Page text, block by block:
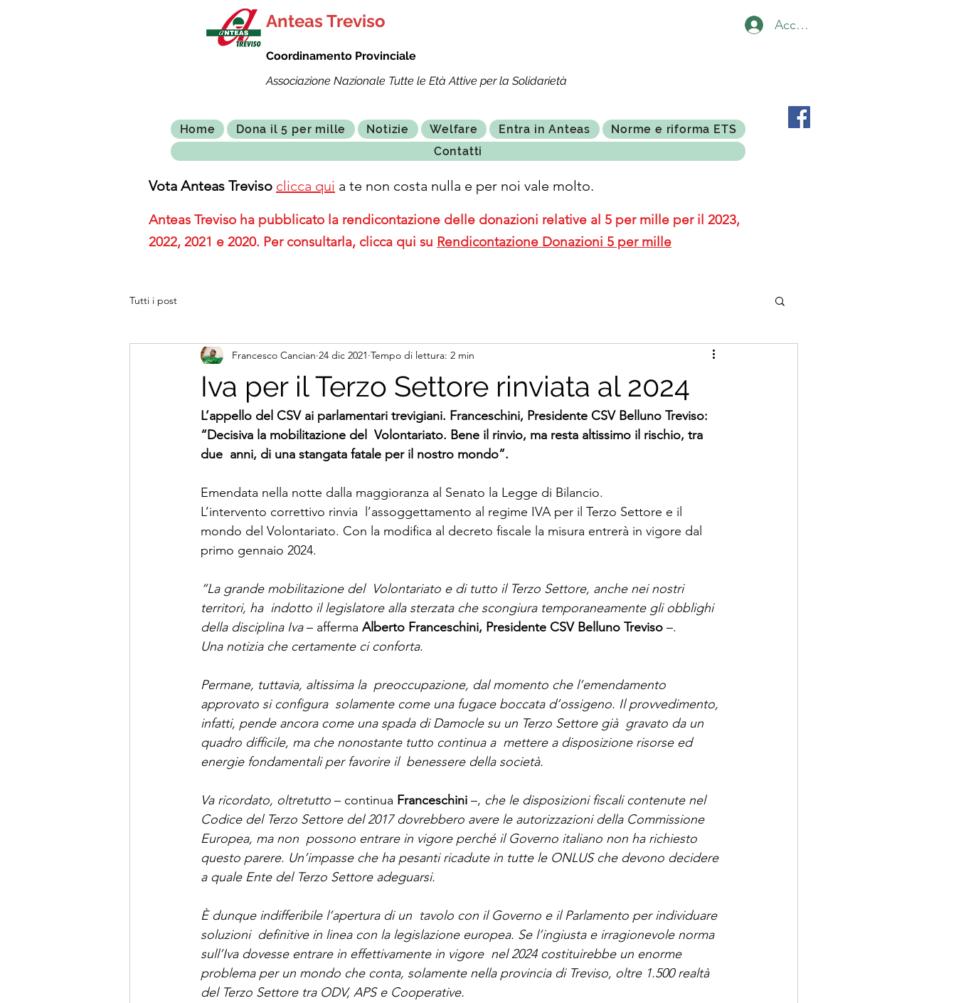
Anteas Treviso Accedi
Coordinamento Provinciale
Associazione Nazionale Tutte le Età Attive per la Solidarietà
Home Dona il 5 per mille Notizie Welfare Entra in Anteas
Norme e riforma ETS
Contatti
Vota Anteas Treviso clicca qui a te non costa nulla e per noi vale molto.
Anteas Treviso ha pubblicato la rendicontazione delle donazioni relative al 5 per mille per il 2023,
2022, 2021 e 2020. Per consultarla, clicca qui su Rendicontazione Donazioni 5 per mille
Tutti i post
Iva per il Terzo Settore rinviata al 2024
Francesco Cancian 24 dic 2021 Tempo di lettura: 2 min
L’appello del CSV ai parlamentari trevigiani. Franceschini, Presidente CSV Belluno Treviso:
“Decisiva la mobilitazione del  Volontariato. Bene il rinvio, ma resta altissimo il rischio, tra
due  anni, di una stangata fatale per il nostro mondo”.
Emendata nella notte dalla maggioranza al Senato la Legge di Bilancio.
L’intervento correttivo rinvia  l’assoggettamento al regime IVA per il Terzo Settore e il
mondo del Volontariato. Con la modifica al decreto fiscale la misura entrerà in vigore dal
primo gennaio 2024.
“La grande mobilitazione del  Volontariato e di tutto il Terzo Settore, anche nei nostri
territori, ha  indotto il legislatore alla sterzata che scongiura temporaneamente gli obblighi
della disciplina Iva – afferma Alberto Franceschini, Presidente CSV Belluno Treviso –.
Una notizia che certamente ci conforta.
Permane, tuttavia, altissima la  preoccupazione, dal momento che l’emendamento
approvato si configura  solamente come una fugace boccata d’ossigeno. Il provvedimento,
infatti, pende ancora come una spada di Damocle su un Terzo Settore già  gravato da un
quadro difficile, ma che nonostante tutto continua a  mettere a disposizione risorse ed
energie fondamentali per favorire il  benessere della società.
Va ricordato, oltretutto – continua Franceschini –, che le disposizioni fiscali contenute nel
Codice del Terzo Settore del 2017 dovrebbero avere le autorizzazioni della Commissione
Europea, ma non  possono entrare in vigore perché il Governo italiano non ha richiesto
questo parere. Un’impasse che ha pesanti ricadute in tutte le ONLUS che devono decidere
a quale Ente del Terzo Settore adeguarsi.
È dunque indifferibile l’apertura di un  tavolo con il Governo e il Parlamento per individuare
soluzioni  definitive in linea con la legislazione europea. Se l’ingiusta e irragionevole norma
sull’Iva dovesse entrare in effettivamente in vigore  nel 2024 costituirebbe un enorme
problema per un mondo che conta, solamente nella provincia di Treviso, oltre 1.500 realtà
del Terzo Settore tra ODV, APS e Cooperative.